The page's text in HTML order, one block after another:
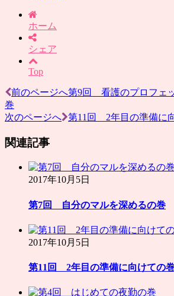
ホーム
シェア
Top
投
稿
ナ
ビ
前のページへ第9回 看護のプロフェ
巻
次のページへ
第11回 2年目の準備に
関連記事
2017年10月5日
第7回 自分のマルを深めるの巻
2017年10月5日
第11回 2年目の準備に向けての